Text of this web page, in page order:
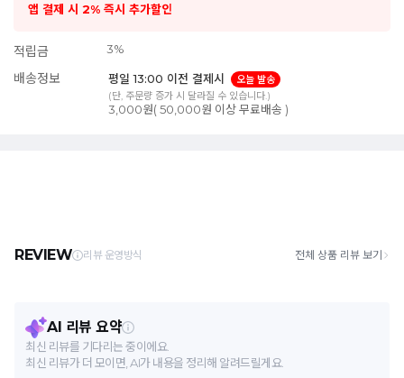
앱 결제 시 2% 즉시 추가할인
적립금 3%
배송정보 평일 13:00 이전 결제시
오늘 발송
(단, 주문량 증가 시 달라질 수 있습니다.)
3,000원( 50,000원 이상 무료배송 )